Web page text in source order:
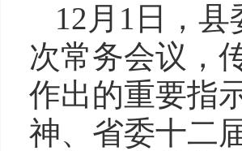
12月1日，
次常务会议，
作出的重要指
神、省委十二